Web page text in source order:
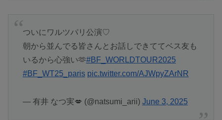
ついにワルツパリ公演♡
朝から並んでる皆さんとお話しできててベス友も
いるから心強い🫶#BF_WORLDTOUR2025
#BF_WT25_paris pic.twitter.com/AJWpyZArNR
— 有井 なつ実💋 (@natsumi_arii) June 3, 2025